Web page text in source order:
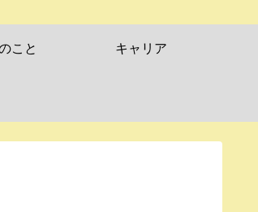
こと キャリア